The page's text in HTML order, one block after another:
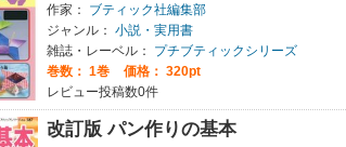
作家：
ブティック社編集部
ジャンル： 小説・実用書
雑誌・レーベル：
プチブティックシリーズ
巻数： 1巻
価格： 320pt
レビュー投稿数0件
改訂版 パン作りの基本